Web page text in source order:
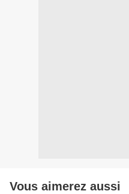
Vous aimerez aussi